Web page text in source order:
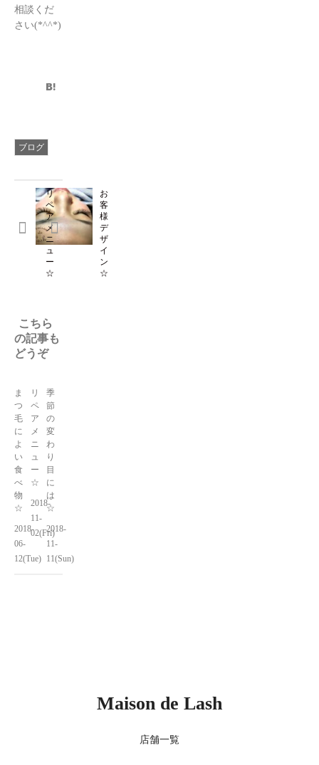
相談くだ
さい(*^^*)
ブログ
お
客
様
デ
ザ
イ
ン
☆
リ
ペ
ア
メ
ニ
ュ
ー
☆
こちら
の記事も
どうぞ
ま
つ
毛
に
よ
い
食
べ
物
☆
2018-
06-
12(Tue)
リ
ペ
ア
メ
ニ
ュ
ー
☆
2018-
11-
02(Fri)
季
節
の
変
わ
り
目
に
は
☆
2018-
11-
11(Sun)
Maison de Lash
店舗一覧